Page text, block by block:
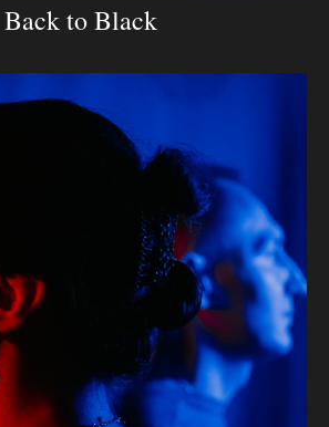
Back to Black